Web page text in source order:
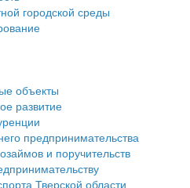
области
муниципального округа
ранее учтенных
субъектов малого и
городской среды
объекты
развитие
предпринимательства
и поручительств
Тверской области